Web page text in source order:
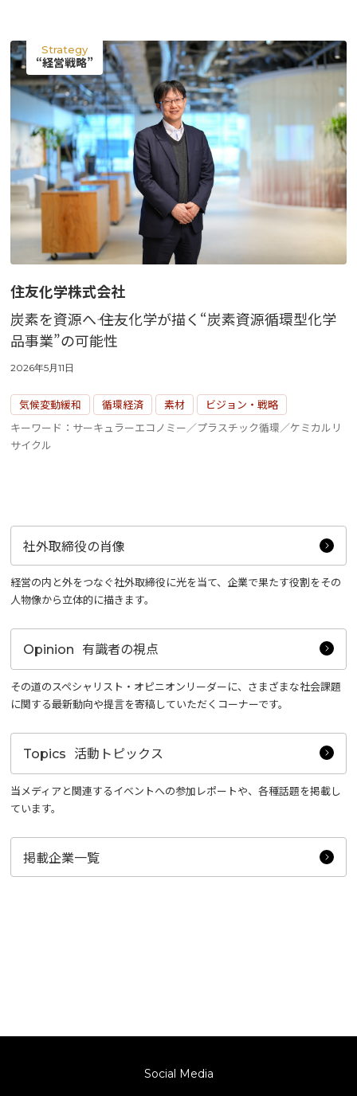
運営会社
Strategy
“経営戦略”
住友化学株式会社
炭素を資源へ―― 住友化学が描く“炭素資源循環型化学
品事業”の可能性
2026年5月11日
気候変動緩和 循環経済 素材
ビジョン・戦略
キーワード：サーキュラーエコノミー／プラスチック循環／ケミカルリ
サイクル
社外取締役の肖像
経営の内と外をつなぐ社外取締役に光を当て、企業で果たす役割をその
人物像から立体的に描きます。
Opinion 有識者の視点
その道のスペシャリスト・オピニオンリーダーに、さまざまな社会課題
に関する最新動向や提言を寄稿していただくコーナーです。
Topics 活動トピックス
当メディアと関連するイベントへの参加レポートや、各種話題を掲載し
ています。
掲載企業一覧
Social Media